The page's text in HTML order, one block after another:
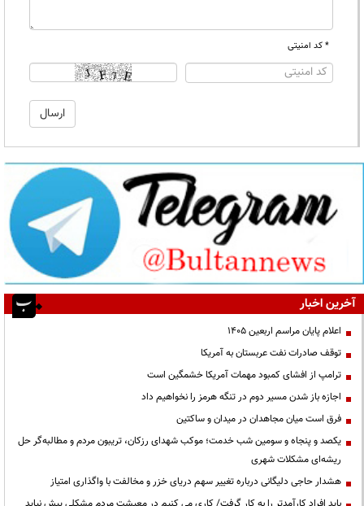
* کد امنیتی
آخرین اخبار
اعلام پایان مراسم اربعین ۱۴۰۵
توقف صادرات نفت عربستان به آمریکا
ترامپ از افشای کمبود مهمات آمریکا خشمگین است
اجازه باز شدن مسیر دوم در تنگه هرمز را نخواهیم داد
فرق است میان مجاهدان در میدان و ساکتین
یکصد و پنجاه و سومین شب خدمت؛ موکب شهدای رزکان، تریبون مردم و مطالبه‌گر حل
ریشه‌ای مشکلات شهری
هشدار حاجی دلیگانی درباره تغییر سهم دریای خزر و مخالفت با واگذاری امتیاز